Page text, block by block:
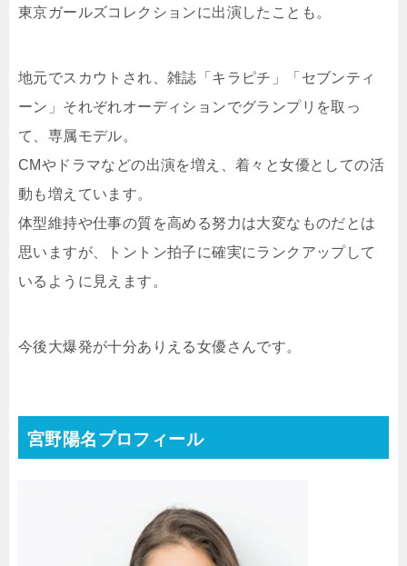
東京ガールズコレクションに出演したことも。
地元でスカウトされ、雑誌「キラピチ」「セブンティ
ーン」それぞれオーディションでグランプリを取っ
て、専属モデル。
CMやドラマなどの出演を増え、着々と女優としての活
動も増えています。
体型維持や仕事の質を高める努力は大変なものだとは
思いますが、トントン拍子に確実にランクアップして
いるように見えます。
今後大爆発が十分ありえる女優さんです。
宮野陽名プロフィール